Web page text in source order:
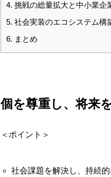
4. 挑戦の総量拡大と中小業企
5. 社会実装のエコシステム構
6. まとめ
個を尊重し、将来
＜ポイント＞
社会課題を解決し、持続